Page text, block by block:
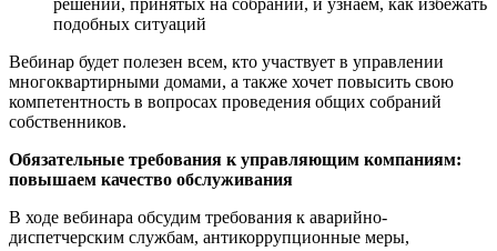
решений, принятых на собрании, и узнаем, как избежать
подобных ситуаций
Вебинар будет полезен всем, кто участвует в управлении
многоквартирными домами, а также хочет повысить свою
компетентность в вопросах проведения общих собраний
собственников.
Обязательные требования к управляющим компаниям:
повышаем качество обслуживания
В ходе вебинара обсудим требования к аварийно-
диспетчерским службам, антикоррупционные меры,